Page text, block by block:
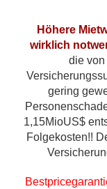
Höhere
wirklich
die
gering
1,15MioUS$
Folgekosten!!